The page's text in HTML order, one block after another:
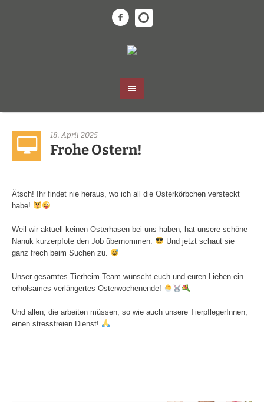
18. April 2025
Frohe Ostern!
Ätsch! Ihr findet nie heraus, wo ich all die Osterkörbchen versteckt
habe!
Weil wir aktuell keinen Osterhasen bei uns haben, hat unsere schöne
Nanuk kurzerpfote den Job übernommen.
Und jetzt schaut sie
ganz frech beim Suchen zu.
Unser gesamtes Tierheim-Team wünscht euch und euren Lieben ein
erholsames verlängertes Osterwochenende!
Und allen, die arbeiten müssen, so wie auch unsere TierpflegerInnen,
einen stressfreien Dienst!